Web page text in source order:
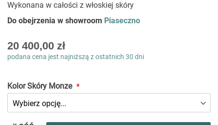
Wykonana w całości z włoskiej skóry
Do obejrzenia w showroom Piaseczno
As
low
20 400,00 zł
podana cena jest najniższą z ostatnich 30 dni
Kolor Skóry Monze